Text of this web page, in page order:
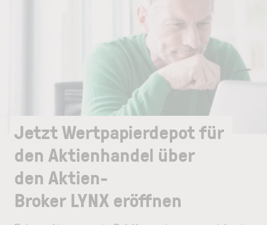
Jetzt Wertpapierdepot für
den Aktienhandel über
den Aktien-
Broker LYNX eröffnen